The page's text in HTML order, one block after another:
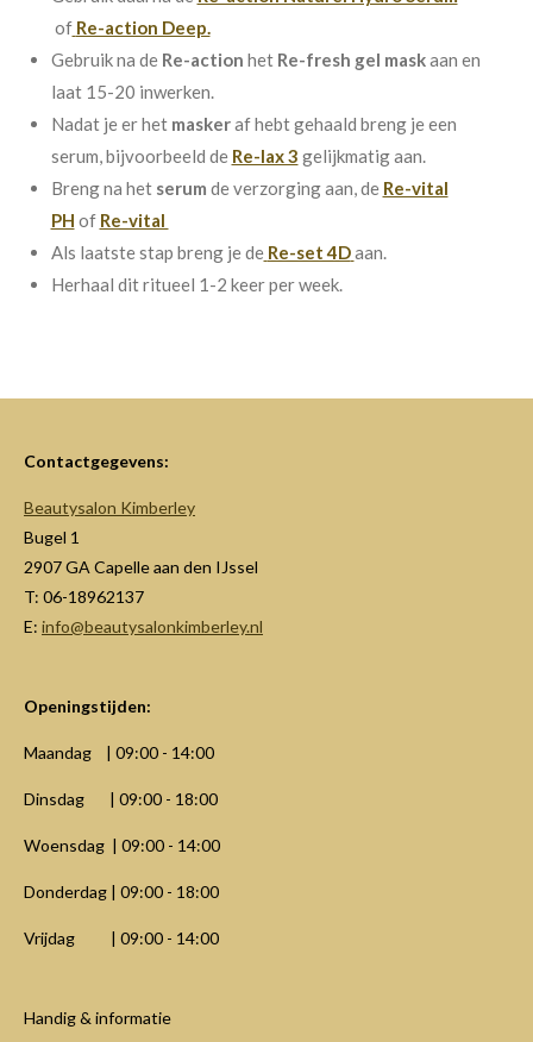
of Re-action Deep.
Gebruik na de Re-action het Re-fresh gel maskaan en
laat 15-20 inwerken.
Nadat je er het maskeraf hebt gehaald breng je een
serum, bijvoorbeeld de Re-lax 3 gelijkmatig aan.
Breng na het serum de verzorging aan, de Re-vital
PH of Re-vital
Als laatste stap breng je de Re-set 4Daan.
Herhaal dit ritueel 1-2 keer per week.
Contactgegevens:
Beautysalon Kimberley
Bugel 1
2907 GA Capelle aan den IJssel
T: 06-18962137
E: info@beautysalonkimberley.nl
Openingstijden:
Maandag | 09:00 - 14:00
Dinsdag | 09:00 - 18:00
Woensdag | 09:00 - 14:00
Donderdag | 09:00 - 18:00
Vrijdag | 09:00 - 14:00
Handig & informatie